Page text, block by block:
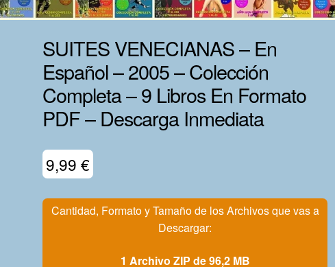
SUITES VENECIANAS – En
Español – 2005 – Colección
Completa – 9 Libros En Formato
PDF – Descarga Inmediata
9,99€
Cantidad, Formato y Tamaño de los Archivos que vas a
Descargar:
1 Archivo ZIP de 96,2 MB